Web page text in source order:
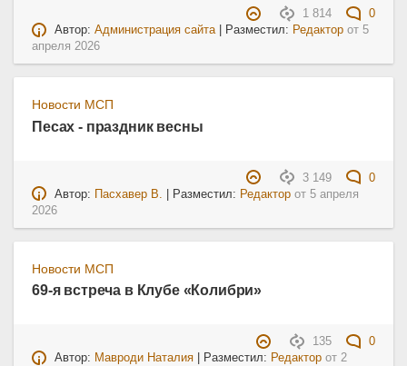
1 814
0
Автор:Администрация сайта| Разместил: Редактор от5
апреля 2026
Новости МСП
Песах - праздник весны
3 149
0
Автор: Пасхавер В. | Разместил: Редактор от5 апреля
2026
Новости МСП
69-я встреча в Клубе «Колибри»
135
0
Автор: Мавроди Наталия | Разместил: Редактор от2